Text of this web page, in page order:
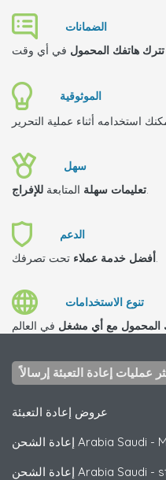
الضمانات
تترك هاتفك المحمول
الموثوقية
سهل
تعليمات سهلة المتابعة للإفراج .
الدعم
أفضل خدمة عملاءتحت تصرفك.
تنوع الاستخدامات
المحمول مع أي مشغل
عمليات إعادة التعبئة إرسالاً
عروض إعادة التعبئة
إعادة الشحن Arabia Saudi -
إعادة الشحن Arabia Saudi -